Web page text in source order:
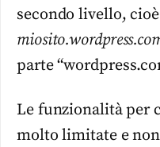
secondo livello,
parte
Le funzionalità per
molto limitate e